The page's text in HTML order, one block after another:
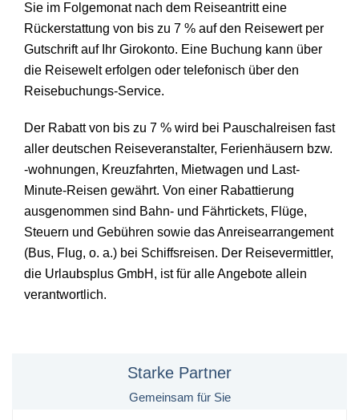
Sie im Folgemonat nach dem Reiseantritt eine
Rückerstattung von bis zu 7 % auf den Reisewert per
Gutschrift auf Ihr Girokonto. Eine Buchung kann über
die Reisewelt erfolgen oder telefonisch über den
Reisebuchungs-Service.
Der Rabatt von bis zu 7 % wird bei Pauschalreisen fast
aller deutschen Reiseveranstalter, Ferienhäusern bzw.
-wohnungen, Kreuzfahrten, Mietwagen und Last-
Minute-Reisen gewährt. Von einer Rabattierung
ausgenommen sind Bahn- und Fährtickets, Flüge,
Steuern und Gebühren sowie das Anreisearrangement
(Bus, Flug, o. a.) bei Schiffsreisen. Der Reisevermittler,
die Urlaubsplus GmbH, ist für alle Angebote allein
verantwortlich.
Starke Partner
Gemeinsam für Sie